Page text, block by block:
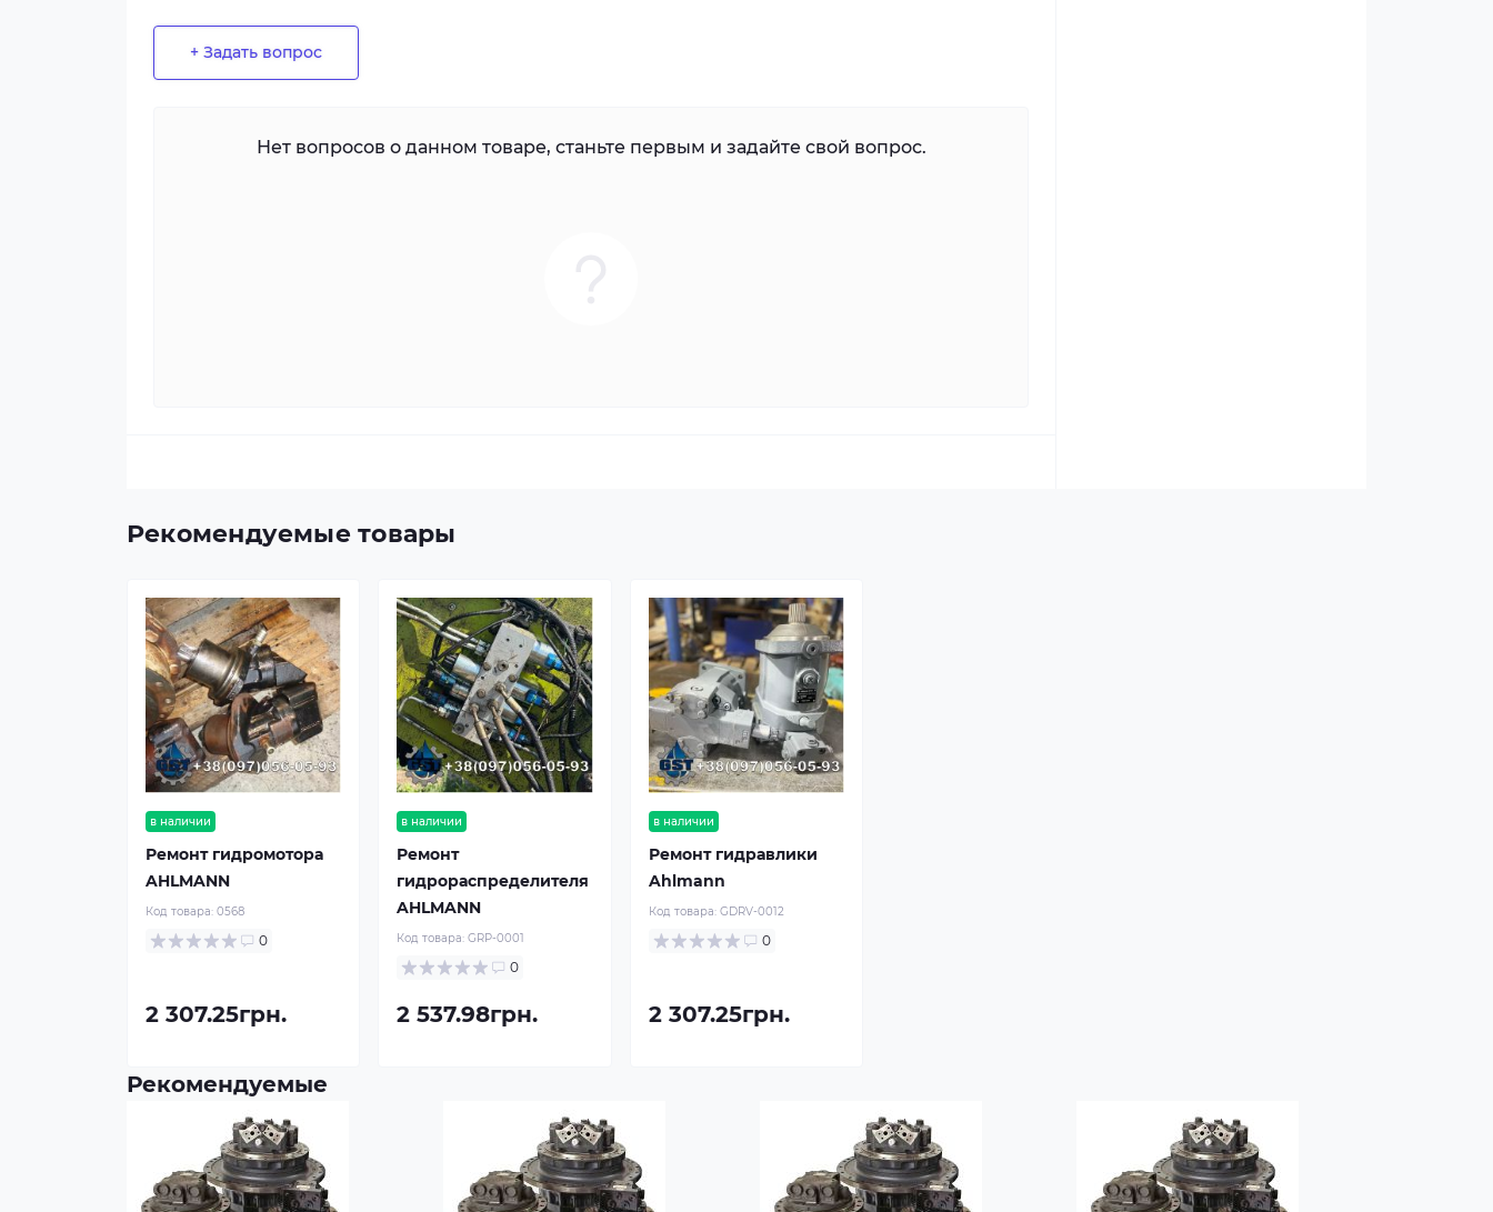
+ Задать вопрос
Нет вопросов о данном товаре, станьте первым и задайте свой вопрос.
Рекомендуемые товары
в наличии
Ремонт гидромотора
AHLMANN
Код товара: 0568
0
2 307.25грн.
в наличии
Ремонт
гидрораспределителя
AHLMANN
Код товара:GRP-0001
0
2 537.98грн.
в наличии
Ремонт гидравлики
Ahlmann
Код товара: GDRV-0012
0
2 307.25грн.
Рекомендуемые